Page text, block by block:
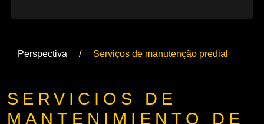
Perspectiva Serviços de manutenção predial
SERVICIOS DE
MANTENIMIENTO DE